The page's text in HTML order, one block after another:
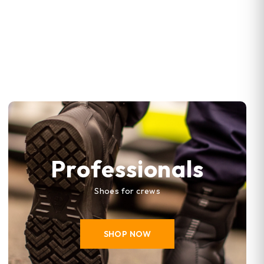
Professionals
Shoes for crews
SHOP NOW